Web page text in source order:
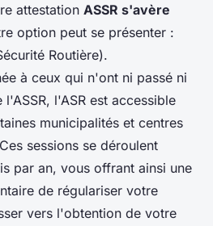
attestation ASSR s'avère
option peut se présenter :
Routière).
à ceux qui n'ont ni passé ni
l'ASR est accessible
municipalités et centres
sessions se déroulent
par an, vous offrant ainsi une
de régulariser votre
vers l'obtention de votre